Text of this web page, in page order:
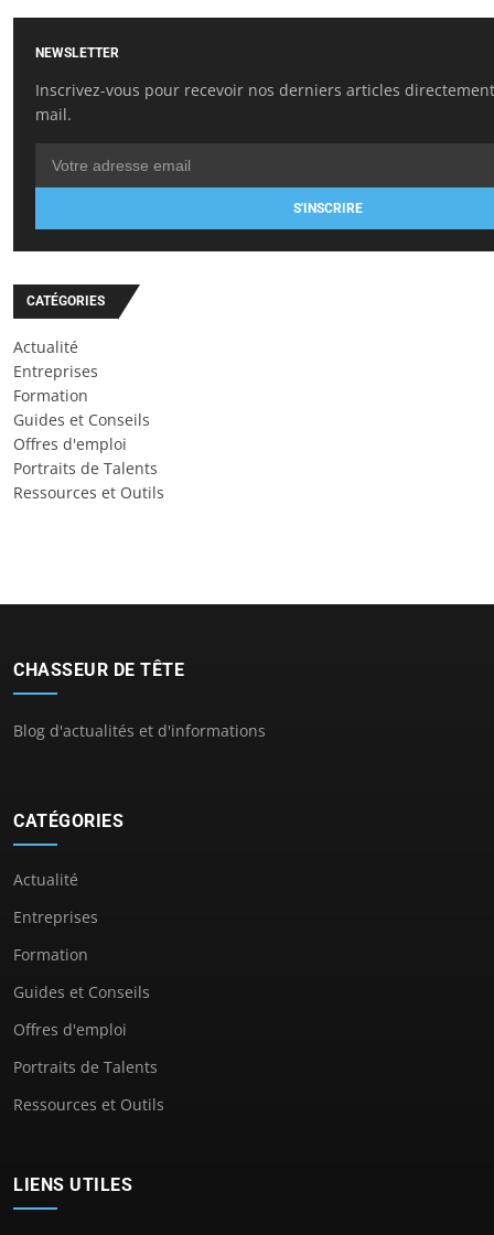
NEWSLETTER
Inscrivez-vous pour recevoir nos derniers articles
mail.
S'INSCRIRE
CATÉGORIES
Actualité
Entreprises
Formation
Guides et Conseils
Offres d'emploi
Portraits de Talents
Ressources et Outils
CHASSEUR DE TÊTE
Blog d'actualités et d'informations
CATÉGORIES
Actualité
Entreprises
Formation
Guides et Conseils
Offres d'emploi
Portraits de Talents
Ressources et Outils
LIENS UTILES